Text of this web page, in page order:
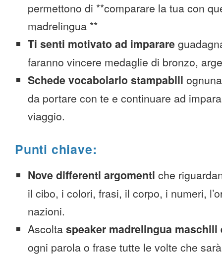
permettono di **comparare la tua con
madrelingua **
Ti senti motivato ad imparare
faranno vincere medaglie di bronzo,
Schede vocabolario stampabili
da portare con te e continuare ad
viaggio.
Punti chiave:
Nove differenti argomenti che
il cibo, i colori, frasi, il corpo, i numeri,
nazioni.
Ascolta speaker madrelingua maschili
ogni parola o frase tutte le volte che